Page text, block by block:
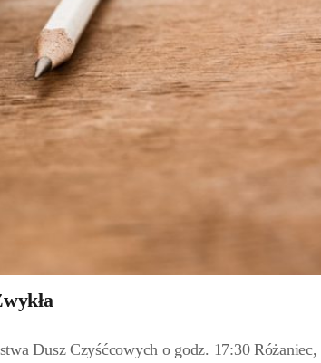
Dusz Czyśćcowych o godz. 17:30 Różaniec,